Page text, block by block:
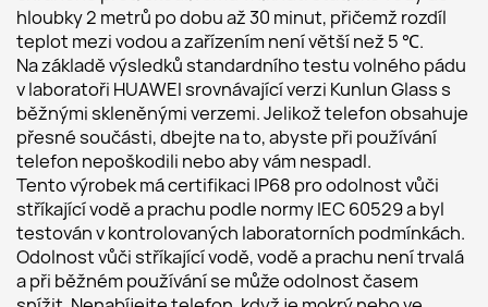
hloubky 2 metrů po dobu až 30 minut, přičemž rozdíl
teplot mezi vodou a zařízením není větší než 5 ℃.
Na základě výsledků standardního testu volného pádu
v laboratoři HUAWEI srovnávající verzi Kunlun Glass s
běžnými skleněnými verzemi. Jelikož telefon obsahuje
přesné součásti, dbejte na to, abyste při používání
telefon nepoškodili nebo aby vám nespadl.
Tento výrobek má certifikaci IP68 pro odolnost vůči
stříkající vodě a prachu podle normy IEC 60529 a byl
testován v kontrolovaných laboratorních podmínkách.
Odolnost vůči stříkající vodě, vodě a prachu není trvalá
a při běžném používání se může odolnost časem